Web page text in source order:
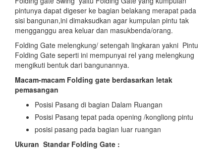
pintunya dapat digeser ke bagian belakang merapat pada
sisi bangunan,ini dimaksudkan agar kumpulan pintu tak
mengganggu area keluar dan masukbenda/orang.
Folding Gate melengkung/ setengah lingkaran yakni Pintu
Folding Gate seperti ini mempunyai rel yang melengkung
mengikuti bentuk dari bangunannya.
Macam-macam Folding gate berdasarkan letak
pemasangan
Posisi Pasang di bagian Dalam Ruangan
Posisi Pasang tepat pada opening /kongliong pintu
posisi pasang pada bagian luar ruangan
Ukuran Standar Folding Gate :